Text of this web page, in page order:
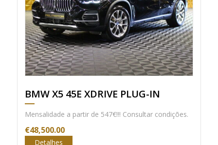
BMW X5 45E XDRIVE PLUG-IN
Mensalidade a partir de 547€!!! Consultar condições.
€48,500.00
Detalhes